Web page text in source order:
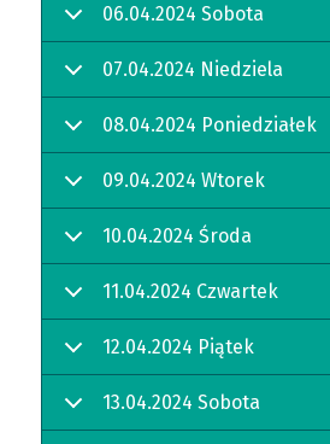
06.04.2024 Sobota
07.04.2024 Niedziela
08.04.2024 Poniedziałek
09.04.2024 Wtorek
10.04.2024 Środa
11.04.2024 Czwartek
12.04.2024 Piątek
13.04.2024 Sobota